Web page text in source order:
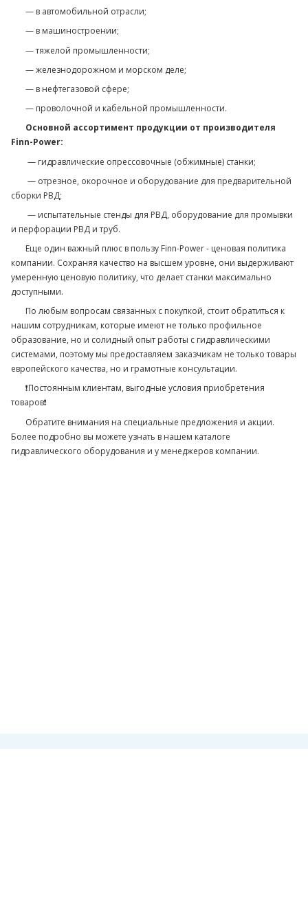
— в автомобильной отрасли;
— в машиностроении;
— тяжелой промышленности;
— железнодорожном и морском деле;
— в нефтегазовой сфере;
— проволочной и кабельной промышленности.
Основной ассортимент продукции от производителя
Finn-Power:
— гидравлические опрессовочные (обжимные) станки;
— отрезное, окорочное и оборудование для предварительной
сборки РВД;
— испытательные стенды для РВД, оборудование для промывки
и перфорации РВД и труб.
Еще один важный плюс в пользу Finn-Power - ценовая политика
компании. Сохраняя качество на высшем уровне, они выдерживают
умеренную ценовую политику, что делает станки максимально
доступными.
По любым вопросам связанных с покупкой, стоит обратиться к
нашим сотрудникам, которые имеют не только профильное
образование, но и солидный опыт работы с гидравлическими
системами, поэтому мы предоставляем заказчикам не только товары
европейского качества, но и грамотные консультации.
❗Постоянным клиентам, выгодные условия приобретения
товаров❗
Обратите внимания на специальные предложения и акции.
Более подробно вы можете узнать в нашем каталоге
гидравлического оборудования и у менеджеров компании.